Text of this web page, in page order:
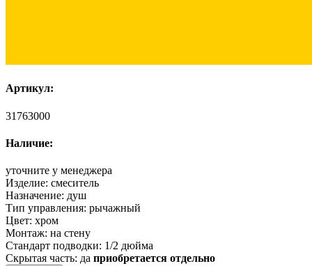
Артикул:
31763000
Наличие:
уточните у менеджера
Изделие: смеситель
Назначение: душ
Тип управления: рычажный
Цвет: хром
Монтаж: на стену
Стандарт подводки: 1/2 дюйма
Скрытая часть: да приобретается отдельно